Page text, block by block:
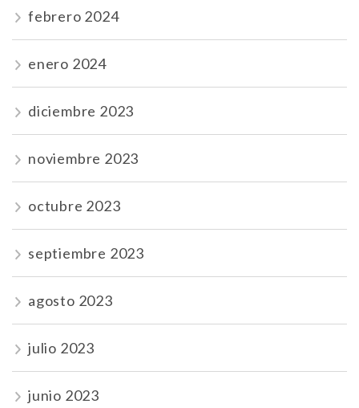
febrero 2024
enero 2024
diciembre 2023
noviembre 2023
octubre 2023
septiembre 2023
agosto 2023
julio 2023
junio 2023